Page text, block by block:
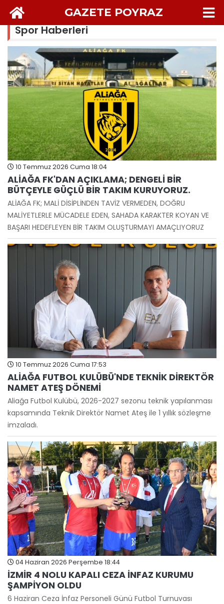
GAZETE POYRAZ
Spor Haberleri
10 Temmuz 2026 Cuma 18:04
ALİAĞA FK'DAN AÇIKLAMA; DENGELİ BİR
BÜTÇEYLE GÜÇLÜ BİR TAKIM KURUYORUZ.
ALİAĞA FK; MALİ DİSİPLİNDEN TAVİZ VERMEDEN, DOĞRU
MALİYETLERLE MÜCADELE EDEN, SAHADA KARAKTER KOYAN VE
BAŞARI HEDEFLEYEN BİR TAKIM OLUŞTURMAYI AMAÇLIYORUZ
10 Temmuz 2026 Cuma 17:53
ALİAĞA FUTBOL KULÜBÜ'NDE TEKNİK DİREKTÖR
NAMET ATEŞ DÖNEMİ
Aliağa Futbol Kulübü, 2026-2027 sezonu teknik yapılanması
kapsamında Teknik Direktör Namet Ateş ile 1 yıllık sözleşme
imzaladı.
04 Haziran 2026 Perşembe 18:44
İZMİR 4 NOLU KAPALI CEZA İNFAZ KURUMU
ŞAMPİYON OLDU
6 Haziran Ceza İnfaz Personeli Günü Futbol Turnuvası